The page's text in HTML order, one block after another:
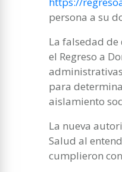
persona a su
La falsedad
el Regreso a
para
aislamiento
La nueva
Salud al
cumplieron